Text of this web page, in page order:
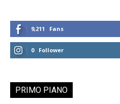
9,211 Fans
0 Follower
PRIMO PIANO